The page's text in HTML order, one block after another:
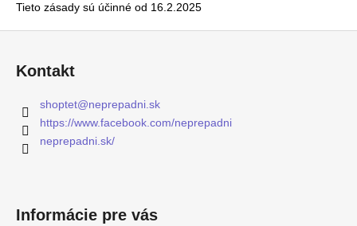
Tieto zásady sú účinné od 16.2.2025
Kontakt
shoptet@neprepadni.sk
https://www.facebook.com/neprepadni
neprepadni.sk/
Informácie pre vás